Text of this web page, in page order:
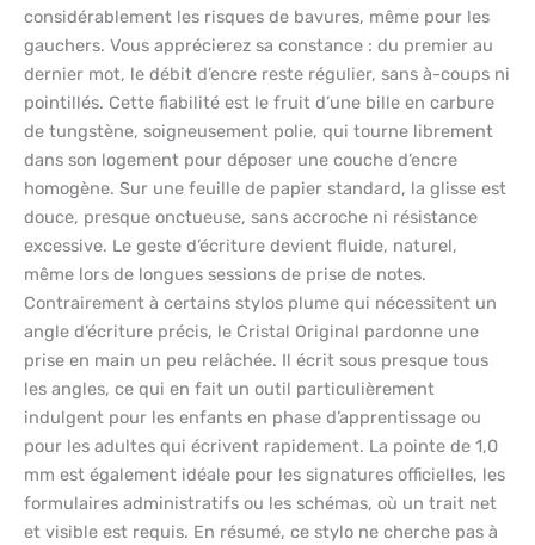
considérablement les risques de bavures, même pour les
gauchers. Vous apprécierez sa constance : du premier au
dernier mot, le débit d’encre reste régulier, sans à-coups ni
pointillés. Cette fiabilité est le fruit d’une bille en carbure
de tungstène, soigneusement polie, qui tourne librement
dans son logement pour déposer une couche d’encre
homogène. Sur une feuille de papier standard, la glisse est
douce, presque onctueuse, sans accroche ni résistance
excessive. Le geste d’écriture devient fluide, naturel,
même lors de longues sessions de prise de notes.
Contrairement à certains stylos plume qui nécessitent un
angle d’écriture précis, le Cristal Original pardonne une
prise en main un peu relâchée. Il écrit sous presque tous
les angles, ce qui en fait un outil particulièrement
indulgent pour les enfants en phase d’apprentissage ou
pour les adultes qui écrivent rapidement. La pointe de 1,0
mm est également idéale pour les signatures officielles, les
formulaires administratifs ou les schémas, où un trait net
et visible est requis. En résumé, ce stylo ne cherche pas à